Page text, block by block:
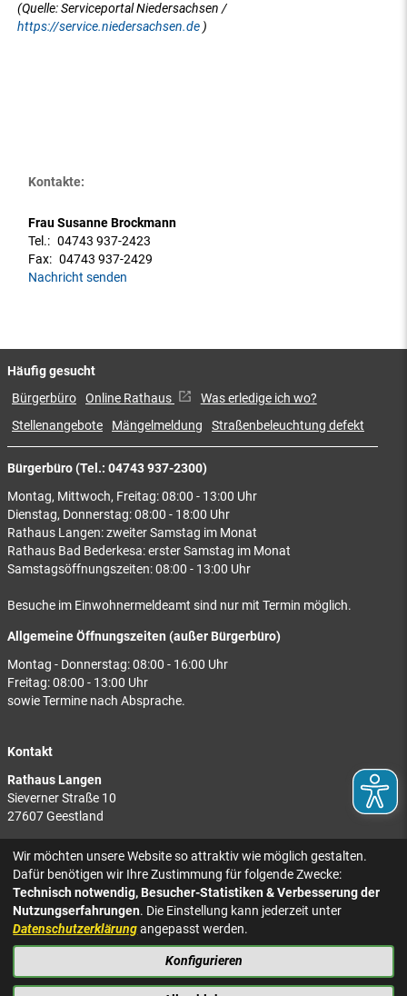
(Quelle: Serviceportal Niedersachsen /
https://service.niedersachsen.de )
Kontakte:
Frau Susanne Brockmann
Tel.: 04743 937-2423
Fax: 04743 937-2429
Nachricht senden
Bürgerbüro (Tel.: 04743 937-2300)
Montag, Mittwoch, Freitag: 08:00 - 13:00 Uhr
Dienstag, Donnerstag: 08:00 - 18:00 Uhr
Rathaus Langen: zweiter Samstag im Monat
Rathaus Bad Bederkesa: erster Samstag im Monat
Samstagsöffnungszeiten: 08:00 - 13:00 Uhr
Besuche im Einwohnermeldeamt sind nur mit Termin möglich.
Allgemeine Öffnungszeiten (außer Bürgerbüro)
Montag - Donnerstag: 08:00 - 16:00 Uhr
Freitag: 08:00 - 13:00 Uhr
sowie Termine nach Absprache.
Kontakt
Rathaus Langen
Sieverner Straße 10
27607 Geestland
Rathaus Bad Bederkesa
Am Markt 8
27624 Geestland
Tel.: 04743 937-2300
Häufig gesucht
Bürgerbüro Online Rathaus
Was erledige ich wo?
Stellenangebote
Mängelmeldung Straßenbeleuchtung defekt
KONTAKT
IMPRESSUM
NACH OBEN
Wir möchten unsere Website so attraktiv wie möglich gestalten.
Dafür benötigen wir Ihre Zustimmung für folgende Zwecke:
Technisch notwendig, Besucher-Statistiken & Verbesserung der
Nutzungserfahrungen. Die Einstellung kann jederzeit unter
Datenschutzerklärungangepasst werden.
Konfigurieren